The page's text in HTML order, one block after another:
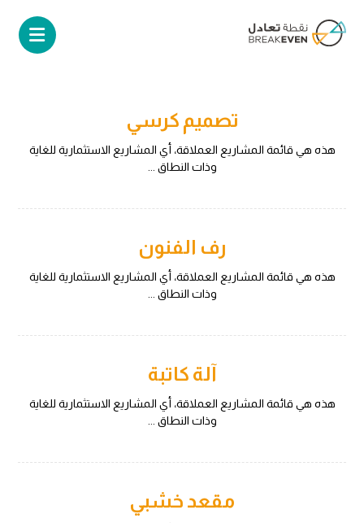
تصميم كرسي
هذه هي قائمة المشاريع العملاقة، أي المشاريع الاستثمارية للغاية
وذات النطاق ...
رف الفنون
هذه هي قائمة المشاريع العملاقة، أي المشاريع الاستثمارية للغاية
وذات النطاق ...
آلة كاتبة
هذه هي قائمة المشاريع العملاقة، أي المشاريع الاستثمارية للغاية
وذات النطاق ...
مقعد خشبي